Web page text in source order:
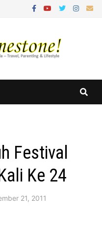
Festival
Ke 24
21, 2011